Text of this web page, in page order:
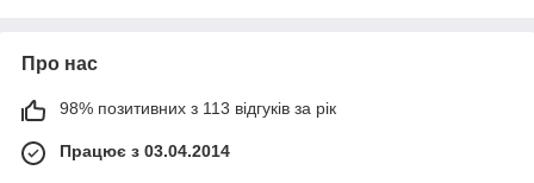
Про нас
98% позитивних з 113 відгуків за рік
Працює з 03.04.2014